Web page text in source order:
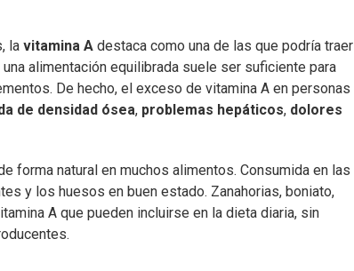
la vitamina A destaca como una de las que podría traer
alimentación equilibrada suele ser suficiente para
De hecho, el exceso de vitamina A en personas
de densidad ósea, problemas hepáticos, dolores
forma natural en muchos alimentos. Consumida en las
y los huesos en buen estado. Zanahorias, boniato,
A que pueden incluirse en la dieta diaria, sin